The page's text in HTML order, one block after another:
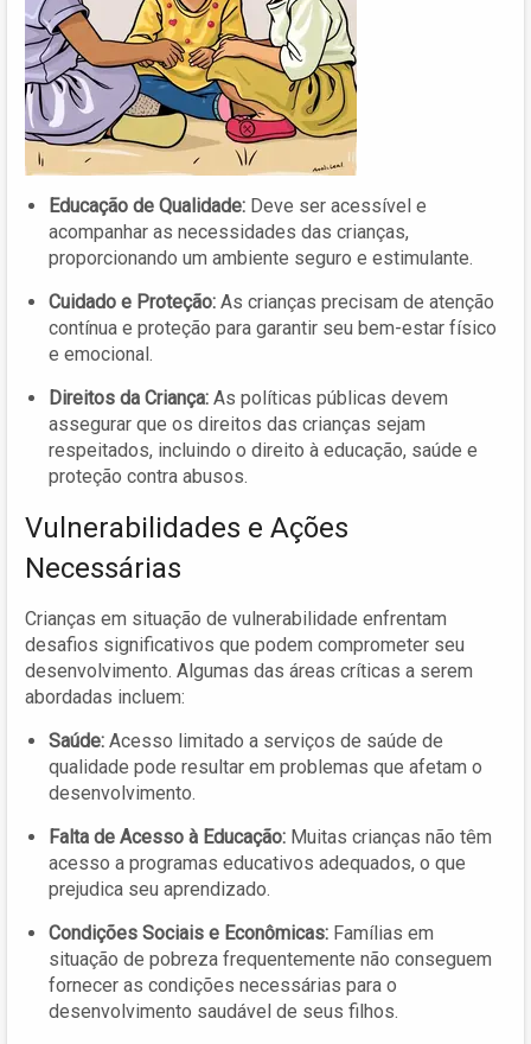
Educação de Qualidade: Deve ser acessível e
acompanhar as necessidades das crianças,
proporcionando um ambiente seguro e estimulante.
Cuidado e Proteção: As crianças precisam de atenção
contínua e proteção para garantir seu bem-estar físico
e emocional.
Direitos da Criança: As políticas públicas devem
assegurar que os direitos das crianças sejam
respeitados, incluindo o direito à educação, saúde e
proteção contra abusos.
Vulnerabilidades e Ações
Necessárias
Crianças em situação de vulnerabilidade enfrentam
desafios significativos que podem comprometer seu
desenvolvimento. Algumas das áreas críticas a serem
abordadas incluem:
Saúde: Acesso limitado a serviços de saúde de
qualidade pode resultar em problemas que afetam o
desenvolvimento.
Falta de Acesso à Educação: Muitas crianças não têm
acesso a programas educativos adequados, o que
prejudica seu aprendizado.
Condições Sociais e Econômicas: Famílias em
situação de pobreza frequentemente não conseguem
fornecer as condições necessárias para o
desenvolvimento saudável de seus filhos.